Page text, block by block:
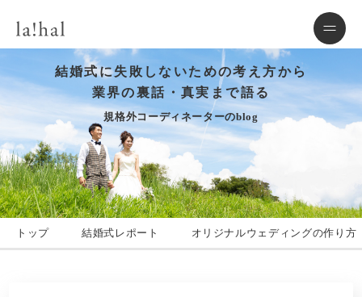
結婚式に失敗しないための考え方から
業界の裏話・真実まで語る
規格外コーディネーターのblog
トップ 結婚式レポート オリジナルウェディングの作り方